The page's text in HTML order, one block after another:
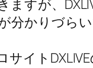
すが、
かりづらい
イト